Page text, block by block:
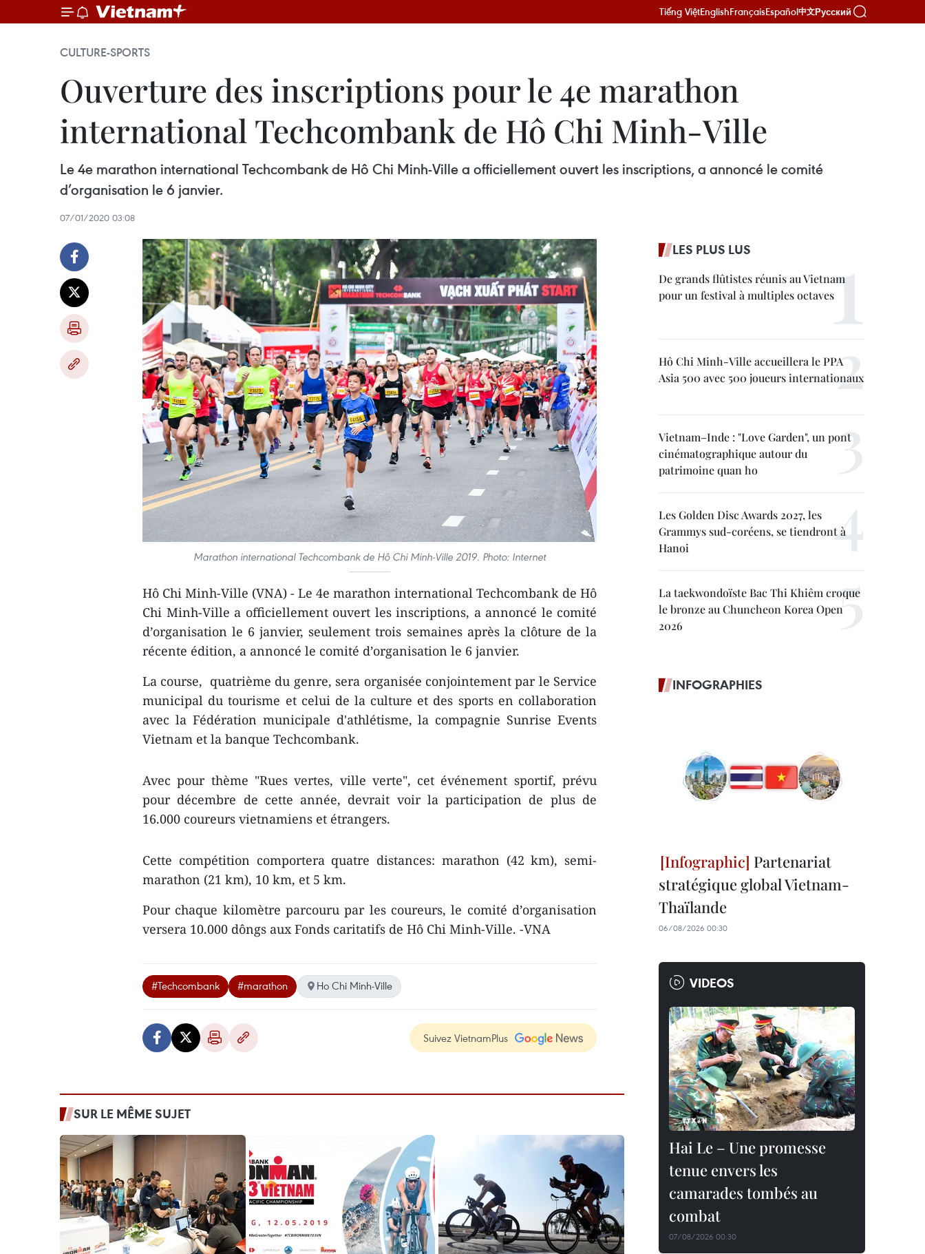
Tiếng ViệtEnglishFrançaisEspañol中文Русский
CULTURE-SPORTS
Ouverture des inscriptions pour le 4e marathon
international Techcombank de Hô Chi Minh-Ville
Le 4e marathon international Techcombank de Hô Chi Minh-Ville a officiellement ouvert les inscriptions, a annoncé le comité
d’organisation le 6 janvier.
07/01/2020 03:08
Marathon international Techcombank de Hô Chi Minh-Ville 2019. Photo: Internet
Hô Chi Minh-Ville (VNA) - Le 4e marathon international Techcombank de Hô
Chi Minh-Ville a officiellement ouvert les inscriptions, a annoncé le comité
d’organisation le 6 janvier, seulement trois semaines après la clôture de la
récente édition, a annoncé le comité d’organisation le 6 janvier.
La course, quatrième du genre, sera organisée conjointement par le Service
municipal du tourisme et celui de la culture et des sports en collaboration
avec la Fédération municipale d'athlétisme, la compagnie Sunrise Events
Vietnam et la banque Techcombank.
Avec pour thème "Rues vertes, ville verte", cet événement sportif, prévu
pour décembre de cette année, devrait voir la participation de plus de
16.000 coureurs vietnamiens et étrangers.
Cette compétition comportera quatre distances: marathon (42 km), semi-
marathon (21 km), 10 km, et 5 km.
Pour chaque kilomètre parcouru par les coureurs, le comité d’organisation
versera 10.000 dôngs aux Fonds caritatifs de Hô Chi Minh-Ville. -VNA
#Techcombank #marathon Ho Chi Minh-Ville
Suivez VietnamPlus
SUR LE MÊME SUJET
LES PLUS LUS
De grands flûtistes réunis au Vietnam
pour un festival à multiples octaves
Hô Chi Minh-Ville accueillera le PPA
Asia 500 avec 500 joueurs internationaux
Vietnam–Inde : "Love Garden", un pont
cinématographique autour du
patrimoine quan ho
Les Golden Disc Awards 2027, les
Grammys sud-coréens, se tiendront à
Hanoi
La taekwondoïste Bac Thi Khiêm croque
le bronze au Chuncheon Korea Open
2026
INFOGRAPHIES
Partenariat
stratégique global Vietnam-
Thaïlande
06/08/2026 00:30
VIDEOS
Hai Le – Une promesse
tenue envers les
camarades tombés au
combat
07/08/2026 00:30